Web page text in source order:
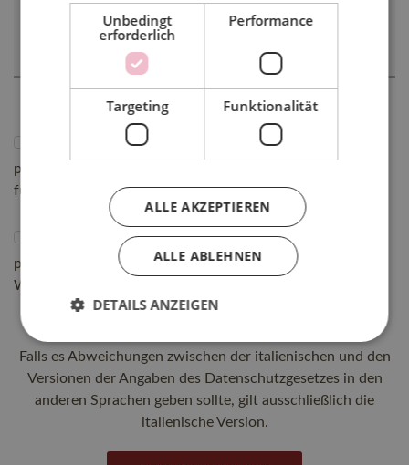
Ich willige in die Verarbeitung meiner
personenbezogenen, eventuell auch besonderen Daten
für die Buchung eines Aufenthalts bei Sonnenhotels ein
Ich willige ein in die Verarbeitung meiner
personenbezogenen Daten auch für die Zusendung von
Werbe- und Marketingmaterial
Falls es Abweichungen zwischen der italienischen und den
Versionen der Angaben des Datenschutzgesetzes in den
anderen Sprachen geben sollte, gilt ausschließlich die
italienische Version.
Unbedingt
erforderlich
Performance
Targeting Funktionalität
ALLE AKZEPTIEREN
ALLE ABLEHNEN
DETAILS ANZEIGEN